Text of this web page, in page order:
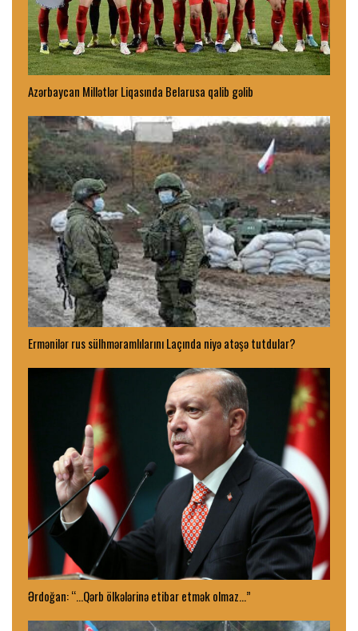
Azərbaycan Millətlər Liqasında Belarusa qalib gəlib
Ermənilər rus sülhməramlılarını Laçında niyə atəşə tutdular?
Ərdoğan: “…Qərb ölkələrinə etibar etmək olmaz…”